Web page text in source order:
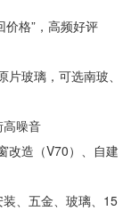
格”，高频好评
玻璃，可选南玻、
噪音
改造（V70）、自建
、五金、玻璃、15